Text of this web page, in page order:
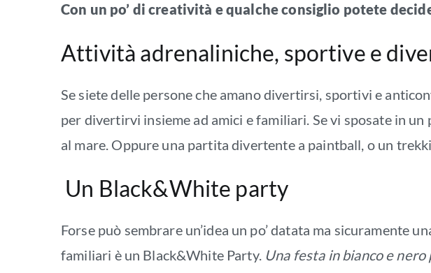
Con un po’ di creatività e qualche consiglio potete
Attività adrenaliniche, sportive e
Se siete delle persone che amano divertirsi, sportivi e
per divertirvi insieme ad amici e familiari. Se vi sposate in
al mare. Oppure una partita divertente a paintball, o un
Un Black&White party
Forse può sembrare un’idea un po’ datata ma sicuramente
familiari è un Black&White Party. Una festa in bianco e